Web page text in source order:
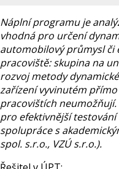
Náplní programu je
vhodná pro určení
automobilový průmysl či
pracoviště: skupina na
rozvoj metody
zařízení vyvinutém
pracovištích
pro efektivnější
spolupráce s
spol. s.r.o., VZÚ s.r.o.).